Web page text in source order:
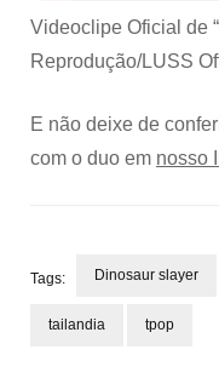
Videoclipe Oficial de
Reprodução/LUSS
E não deixe de
com o duo em nosso
Tags: Dinosaur slayer
tailandia tpop